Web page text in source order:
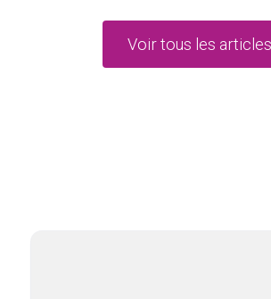
Voir tous les articles